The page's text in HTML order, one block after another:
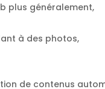
plus généralement,
à des photos,
de contenus